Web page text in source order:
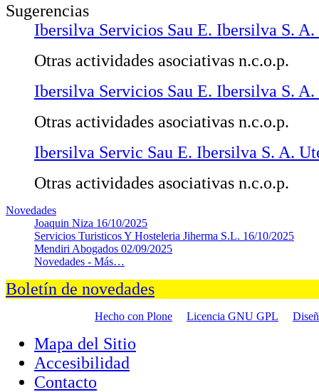
Sugerencias
Ibersilva Servicios Sau E. Ibersilva S.
Otras actividades asociativas n.c.o.p.
Ibersilva Servicios Sau E. Ibersilva S.
Otras actividades asociativas n.c.o.p.
Ibersilva Servic Sau E. Ibersilva S. A.
Otras actividades asociativas n.c.o.p.
Novedades
Joaquin Niza 16/10/2025
Servicios Turisticos Y Hosteleria Jiherma S.L. 16/10/2025
Mendiri Abogados 02/09/2025
Novedades - Más…
Boletín de novedades
Hecho con Plone Licencia GNU GPL
Mapa del Sitio
Accesibilidad
Contacto